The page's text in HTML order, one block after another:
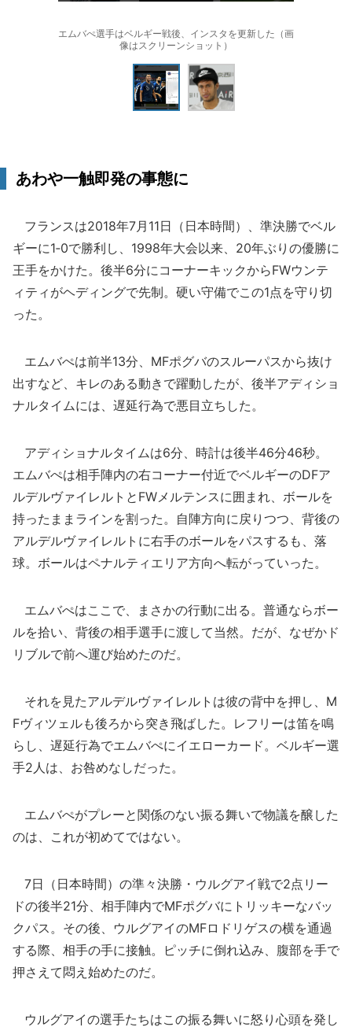
エムバぺ選手はベルギー戦後、インスタを更新した（画
像はスクリーンショット）
あわや一触即発の事態に
フランスは2018年7月11日（日本時間）、準決勝でベル
ギーに1‐0で勝利し、1998年大会以来、20年ぶりの優勝に
王手をかけた。後半6分にコーナーキックからFWウンテ
ィティがヘディングで先制。硬い守備でこの1点を守り切
った。
エムバぺは前半13分、MFポグバのスルーパスから抜け
出すなど、キレのある動きで躍動したが、後半アディショ
ナルタイムには、遅延行為で悪目立ちした。
アディショナルタイムは6分、時計は後半46分46秒。
エムバぺは相手陣内の右コーナー付近でベルギーのDFア
ルデルヴァイレルトとFWメルテンスに囲まれ、ボールを
持ったままラインを割った。自陣方向に戻りつつ、背後の
アルデルヴァイレルトに右手のボールをパスするも、落
球。ボールはペナルティエリア方向へ転がっていった。
エムバぺはここで、まさかの行動に出る。普通ならボー
ルを拾い、背後の相手選手に渡して当然。だが、なぜかド
リブルで前へ運び始めたのだ。
それを見たアルデルヴァイレルトは彼の背中を押し、M
Fヴィツェルも後ろから突き飛ばした。レフリーは笛を鳴
らし、遅延行為でエムバぺにイエローカード。ベルギー選
手2人は、お咎めなしだった。
エムバぺがプレーと関係のない振る舞いで物議を醸した
のは、これが初めてではない。
7日（日本時間）の準々決勝・ウルグアイ戦で2点リー
ドの後半21分、相手陣内でMFポグバにトリッキーなバッ
クパス。その後、ウルグアイのMFロドリゲスの横を通過
する際、相手の手に接触。ピッチに倒れ込み、腹部を手で
押さえて悶え始めたのだ。
ウルグアイの選手たちはこの振る舞いに怒り心頭を発し